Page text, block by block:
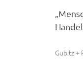
Gubitz +